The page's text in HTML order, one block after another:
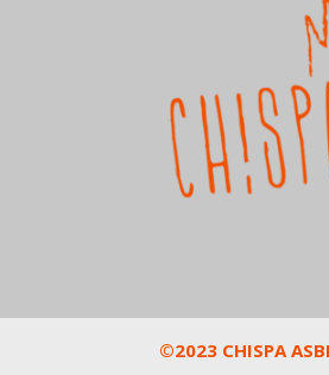
©2023 CHISPA